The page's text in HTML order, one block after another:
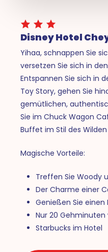
Disney Hotel
Yihaa, schnappen Sie
versetzen Sie sich in
Entspannen Sie sich in
Toy Story, gehen Sie
gemütlichen,
Sie im Chuck Wagon
Buffet im Stil des
Magische Vorteile:
Treffen Sie Woody
Der Charme einer
Genießen Sie einen
Nur 20
Starbucks im Hotel